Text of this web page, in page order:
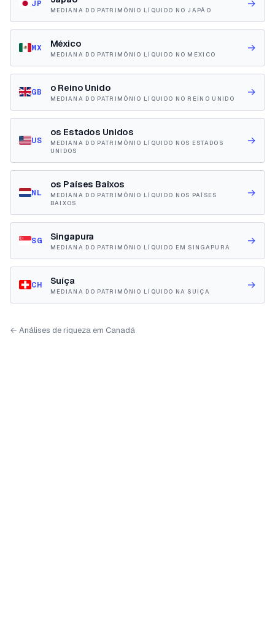
JP
MEDIANA DO PATRIMÔNIO LÍQUIDO NO JAPÃO →
MX México
MEDIANA DO PATRIMÔNIO LÍQUIDO NO MÉXICO →
GB o Reino Unido
MEDIANA DO PATRIMÔNIO LÍQUIDO NO REINO UNIDO →
US
os Estados Unidos
MEDIANA DO PATRIMÔNIO LÍQUIDO NOS ESTADOS
UNIDOS
→
NL
os Países Baixos
MEDIANA DO PATRIMÔNIO LÍQUIDO NOS PAÍSES
BAIXOS
→
SG Singapura
MEDIANA DO PATRIMÔNIO LÍQUIDO EM SINGAPURA →
CH Suíça
MEDIANA DO PATRIMÔNIO LÍQUIDO NA SUÍÇA →
← Análises de riqueza em Canadá